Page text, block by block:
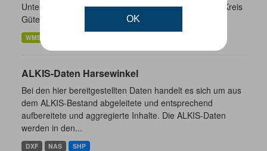
OK
Unterschiedliche Ebenen der Verwaltungsgrenzen im Kreis
Gütersloh
WMS
ALKIS-Daten Harsewinkel
Bei den hier bereitgestellten Daten handelt es sich um aus
dem ALKIS-Bestand abgeleitete und entsprechend
aufbereitete und aggregierte Inhalte. Die ALKIS-Daten
werden in den...
DXF NAS SHP